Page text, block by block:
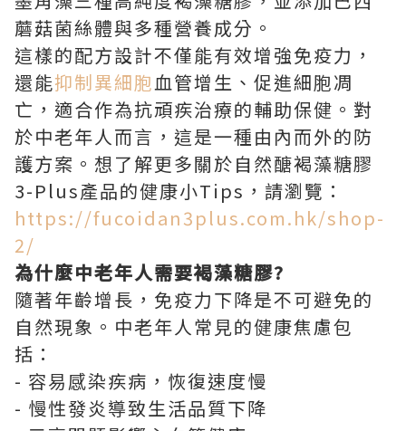
蘑菇菌絲體與多種營養成分。
這樣的配方設計不僅能有效增強免疫力，
還能抑制異細胞血管增生、促進細胞凋
亡，適合作為抗頑疾治療的輔助保健。對
於中老年人而言，這是一種由內而外的防
護方案。想了解更多關於自然醣褐藻糖膠
3-Plus產品的健康小Tips，請瀏覽：
https://fucoidan3plus.com.hk/shop-
2/
為什麼中老年人需要褐藻糖膠?
隨著年齡增長，免疫力下降是不可避免的
自然現象。中老年人常見的健康焦慮包
括：
- 容易感染疾病，恢復速度慢
- 慢性發炎導致生活品質下降